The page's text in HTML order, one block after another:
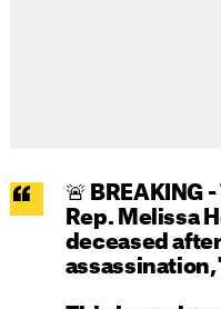
🚨 BREAKING
Rep. Melissa
deceased